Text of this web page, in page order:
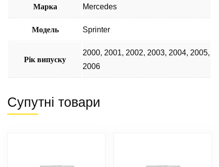
Марка Mercedes
Модель Sprinter
Рік випуску
2000, 2001, 2002, 2003, 2004, 2005,
2006
Супутні товари